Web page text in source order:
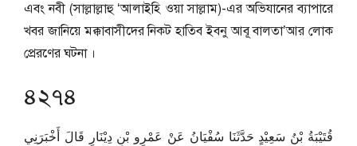
এবং নবী (সাল্লাল্লাহু ‘আলাইহি ওয়া সাল্লাম)-এর অভিযানের ব্যাপারে
খবর জানিয়ে মক্কাবাসীদের নিকট হাতিব ইবনু আবূ বালতা’আর লোক
প্রেরণের ঘটনা ।
৪২৭৪
قُتَيْبَةُ بْنُ سَعِيْدٍ حَدَّثَنَا سُفْيَانُ عَنْ عَمْرِو بْنِ دِيْنَارٍ قَالَ أَخْبَرَنِي